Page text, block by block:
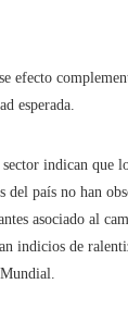
efecto
esperada.
indican que
del país no han
asociado al
indicios de